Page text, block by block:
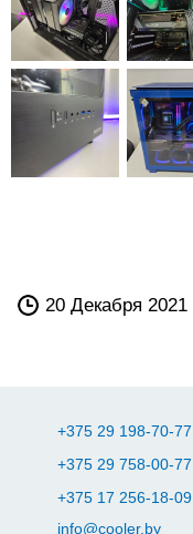
20 Декабря 2021
+375 29 198-70-77
+375 29 758-00-77
+375 17 256-18-09
info@cooler.by